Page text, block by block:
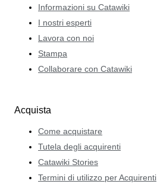
Informazioni su Catawiki
I nostri esperti
Lavora con noi
Stampa
Collaborare con Catawiki
Acquista
Come acquistare
Tutela degli acquirenti
Catawiki Stories
Termini di utilizzo per Acquirenti